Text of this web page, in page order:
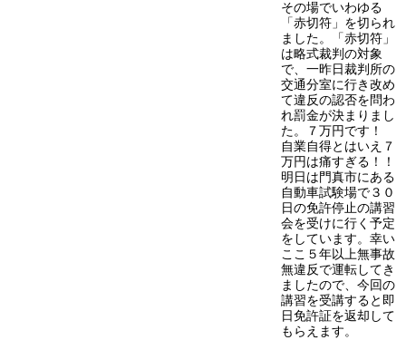
その場でいわゆる
「赤切符」を切られ
ました。「赤切符」
は略式裁判の対象
で、一昨日裁判所の
交通分室に行き改め
て違反の認否を問わ
れ罰金が決まりまし
た。７万円です！
自業自得とはいえ７
万円は痛すぎる！！
明日は門真市にある
自動車試験場で３０
日の免許停止の講習
会を受けに行く予定
をしています。幸い
ここ５年以上無事故
無違反で運転してき
ましたので、今回の
講習を受講すると即
日免許証を返却して
もらえます。